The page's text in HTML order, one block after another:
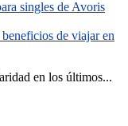
de viajar en
en los últimos...